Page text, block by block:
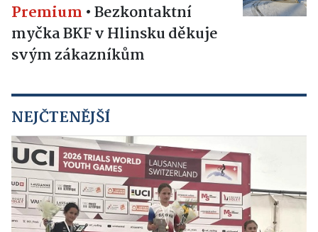
Premium •Bezkontaktní
myčka BKF v Hlinsku děkuje
svým zákazníkům
NEJČTENĚJŠÍ